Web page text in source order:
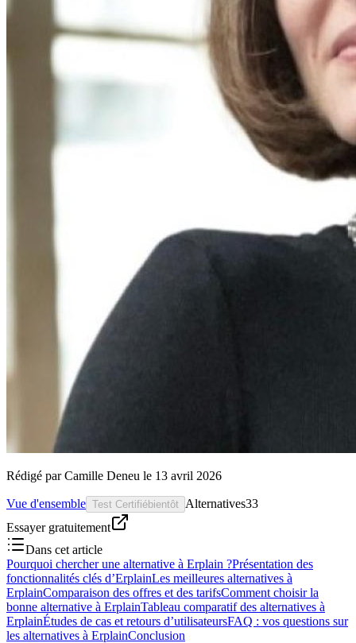
Rédigé par Camille Deneu le 13 avril 2026
Vue d'ensemble Test Certifiébientôt Alternatives33
Essayer gratuitement
Dans cet article
Pourquoi chercher une alternative à Erplain ?Présentation des
fonctionnalités clés d’ErplainLes meilleures alternatives à
ErplainComparaison des offres et des tarifsComment choisir la
bonne alternative à ErplainTableau comparatif des alternatives à
ErplainÉtudes de cas et retours d’utilisateursFAQ : vos questions sur
les alternatives à ErplainConclusion